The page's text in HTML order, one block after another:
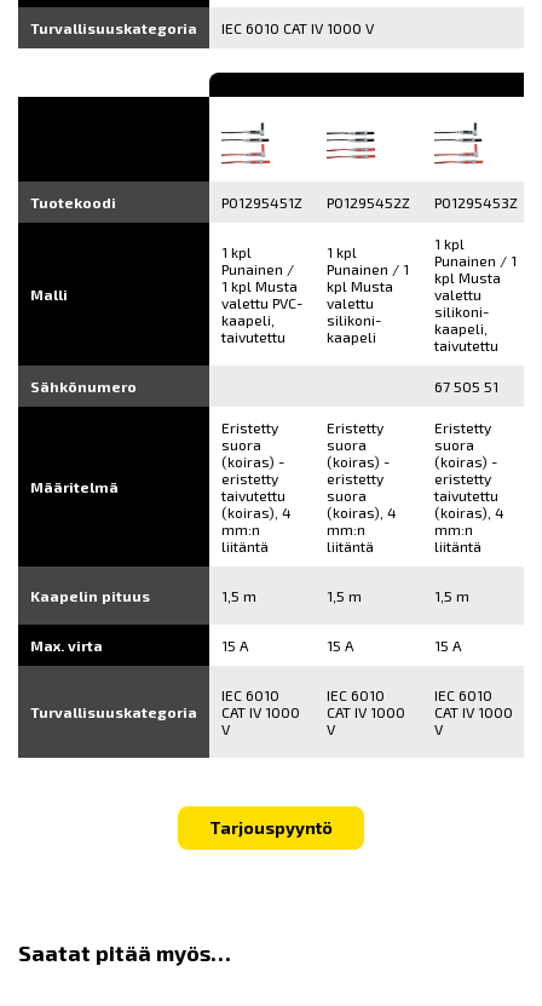
Turvallisuuskategoria IEC 6010 CAT IV 1000 V
Tuotekoodi P01295451Z P01295452Z P01295453Z
Malli
1 kpl
Punainen /
1 kpl Musta
valettu PVC-
kaapeli,
taivutettu
1 kpl
Punainen / 1
kpl Musta
valettu
silikoni-
kaapeli
1 kpl
Punainen / 1
kpl Musta
valettu
silikoni-
kaapeli,
taivutettu
Sähkönumero 67 505 51
Määritelmä
Eristetty
suora
(koiras) -
eristetty
taivutettu
(koiras), 4
mm:n
liitäntä
Eristetty
suora
(koiras) -
eristetty
suora
(koiras), 4
mm:n
liitäntä
Eristetty
suora
(koiras) -
eristetty
taivutettu
(koiras), 4
mm:n
liitäntä
Kaapelin pituus 1,5 m 1,5 m 1,5 m
Max. virta 15 A 15 A 15 A
Turvallisuuskategoria
IEC 6010
CAT IV 1000
V
IEC 6010
CAT IV 1000
V
IEC 6010
CAT IV 1000
V
Tarjouspyyntö
Saatat pitää myös…